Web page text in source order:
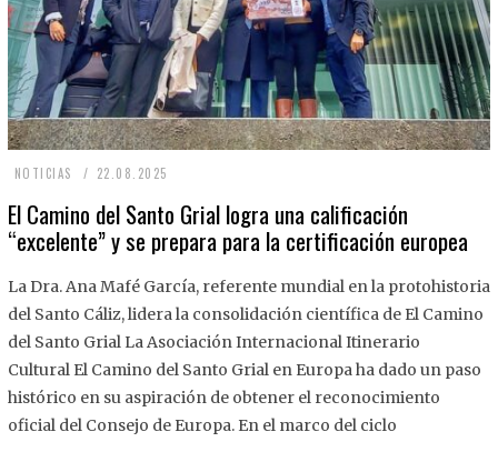
NOTICIAS 22.08.2025
.
8
2
2
El Camino del Santo Grial logra una calificación
“excelente” y se prepara para la certificación europea
La Dra. Ana Mafé García, referente mundial en la protohistoria
del Santo Cáliz, lidera la consolidación científica de El Camino
del Santo Grial La Asociación Internacional Itinerario
Cultural El Camino del Santo Grial en Europa ha dado un paso
histórico en su aspiración de obtener el reconocimiento
oficial del Consejo de Europa. En el marco del ciclo